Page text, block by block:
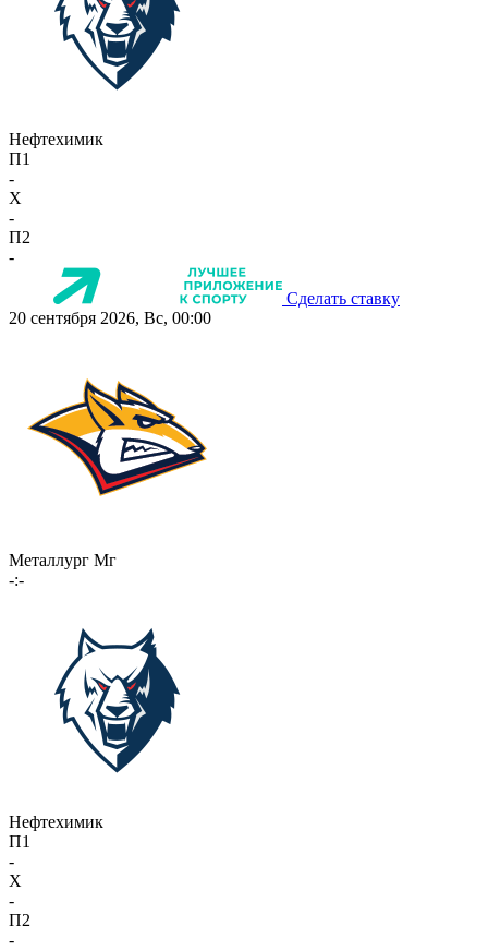
Нефтехимик
П1
-
X
-
П2
-
Сделать ставку
20 сентября 2026, Вс, 00:00
Металлург Мг
-:-
Нефтехимик
П1
-
X
-
П2
-